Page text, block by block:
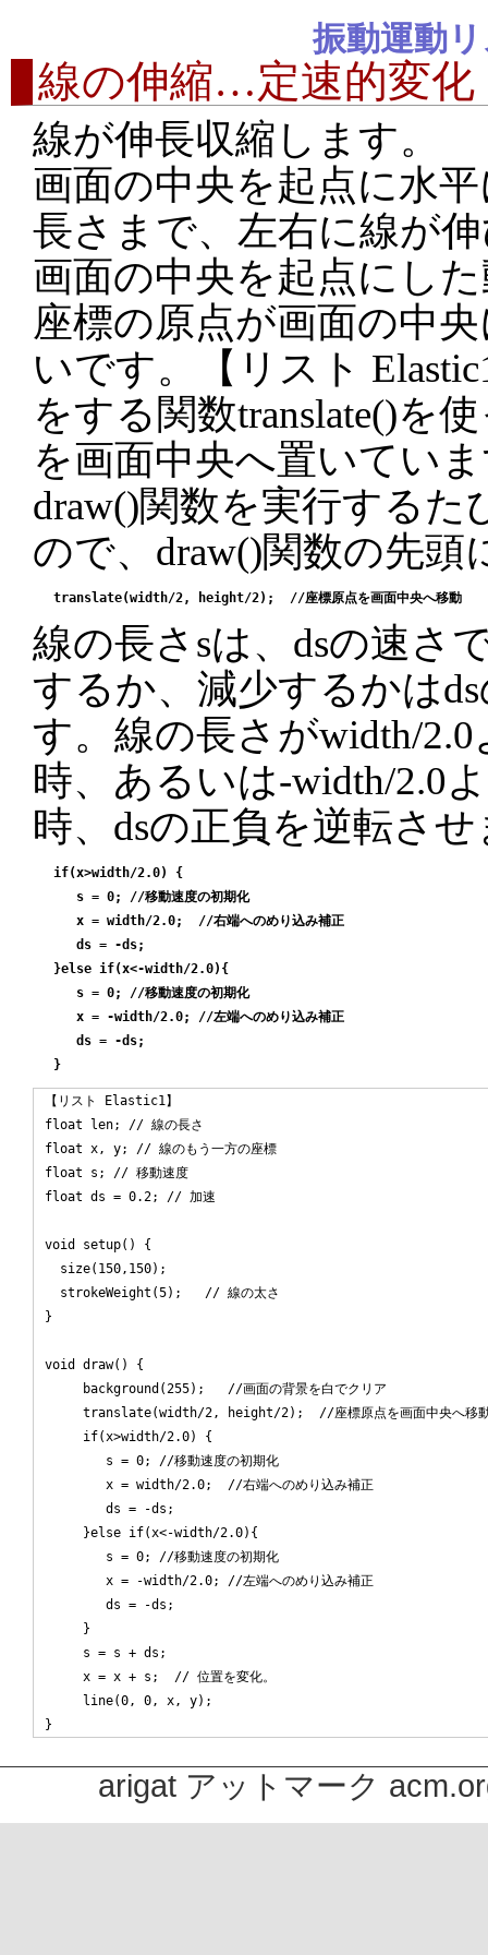
振動運動
線の伸縮…定速的変化
線が伸長収縮します。
画面の中央を起点に水
長さまで、左右に線が
画面の中央を起点にし
座標の原点が画面の中
いです。【リスト
をする関数translate()を
を画面中央へ置いてい
draw()関数を実行する
ので、draw()関数の先頭
線の長さsは、dsの速さ
するか、減少するかは
す。線の長さがwidth/
時、あるいは-width/2.0
時、dsの正負を逆転さ
if(x>width/2.0) {
    s = 0; //移動速度の初期化
    x = width/2.0;  //右端へのめり込み補正
    ds = -ds;
}else if(x<-width/2.0){
    s = 0; //移動速度の初期化
    x = -width/2.0; //左端へのめり込み補正
    ds = -ds;
【リスト Elastic1】
float len; // 線の長さ
float x, y; // 線のもう一方の座標
float s; // 移動速度
float ds = 0.2; // 加速
void setup() {
  size(150,150);
  strokeWeight(5);   // 線の太さ
}
void draw() {
     background(255);   //画面の背景を白でクリア
translate(width/2, height/2);  //座標原点を画面中央へ移
     if(x>width/2.0) {
        s = 0; //移動速度の初期化
        x = width/2.0;  //右端へのめり込み補正
        ds = -ds;
     }else if(x<-width/2.0){
        s = 0; //移動速度の初期化
        x = -width/2.0; //左端へのめり込み補正
        ds = -ds;
     }
     s = s + ds;
     x = x + s;  // 位置を変化。
     line(0, 0, x, y);
arigat アットマーク